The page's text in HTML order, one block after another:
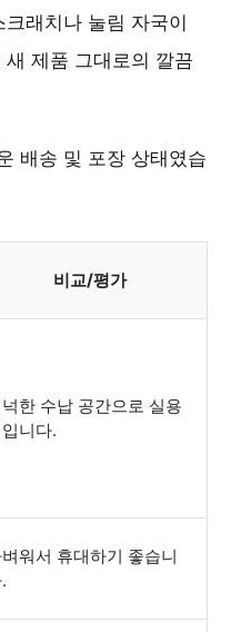
래치나 눌림 자국이
제품 그대로의 깔끔
배송 및 포장 상태였습
비교/평가
한 수납 공간으로 실용
니다.
워서 휴대하기 좋습니